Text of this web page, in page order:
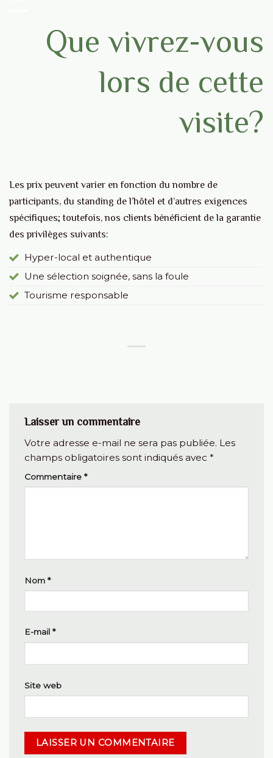
Que vivrez-vous
lors de cette
visite?
Les prix peuvent varier en fonction du nombre de
participants, du standing de l’hôtel et d’autres exigences
spécifiques; toutefois, nos clients bénéficient de la garantie
des privilèges suivants:
Hyper-local et authentique
Une sélection soignée, sans la foule
Tourisme responsable
Laisser un commentaire
Votre adresse e-mail ne sera pas publiée. Les
champs obligatoires sont indiqués avec *
Commentaire *
Nom *
E-mail *
Site web